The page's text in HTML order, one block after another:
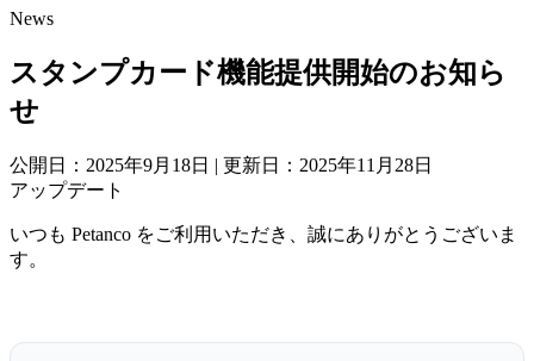
News
スタンプカード機能提供開始のお知ら
せ
公開日：2025年9月18日 | 更新日：2025年11月28日
アップデート
いつも Petanco をご利用いただき、誠にありがとうございま
す。